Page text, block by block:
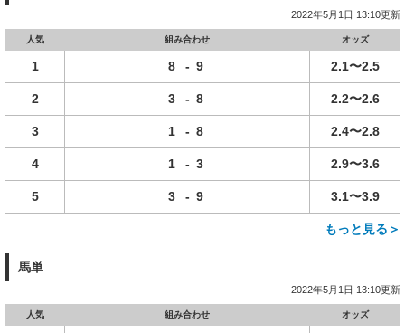
2022年5月1日 13:10更新
人気 組み合わせ オッズ
1 8 - 9 2.1〜2.5
2 3 - 8 2.2〜2.6
3 1 - 8 2.4〜2.8
4 1 - 3 2.9〜3.6
5 3 - 9 3.1〜3.9
もっと見る＞
馬単
2022年5月1日 13:10更新
人気 組み合わせ オッズ